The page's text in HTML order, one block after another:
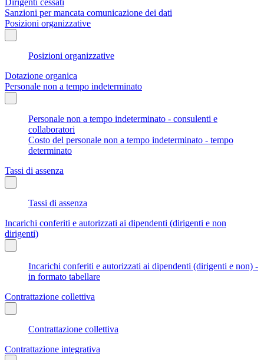
Sanzioni per mancata comunicazione dei dati
Posizioni organizzative
Posizioni organizzative
Dotazione organica
Personale non a tempo indeterminato
Personale non a tempo indeterminato - consulenti e
collaboratori
Costo del personale non a tempo indeterminato - tempo
determinato
Tassi di assenza
Tassi di assenza
Incarichi conferiti e autorizzati ai dipendenti (dirigenti e non
dirigenti)
Incarichi conferiti e autorizzati ai dipendenti (dirigenti e non) -
in formato tabellare
Contrattazione collettiva
Contrattazione collettiva
Contrattazione integrativa